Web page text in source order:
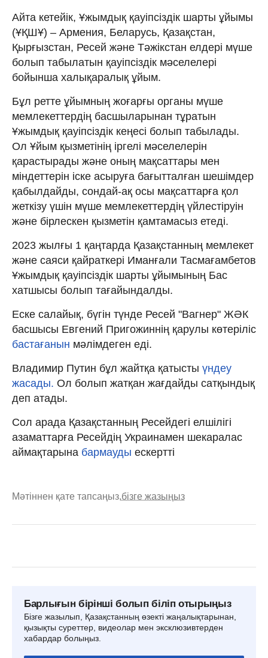
Айта кетейік, Ұжымдық қауіпсіздік шарты ұйымы
(ҰҚШҰ) – Армения, Беларусь, Қазақстан,
Қырғызстан, Ресей және Тәжікстан елдері мүше
болып табылатын қауіпсіздік мәселелері
бойынша халықаралық ұйым.
Бұл ретте ұйымның жоғарғы органы мүше
мемлекеттердің басшыларынан тұратын
Ұжымдық қауіпсіздік кеңесі болып табылады.
Ол Ұйым қызметінің іргелі мәселелерін
қарастырады және оның мақсаттары мен
міндеттерін іске асыруға бағытталған шешімдер
қабылдайды, сондай-ақ осы мақсаттарға қол
жеткізу үшін мүше мемлекеттердің үйлестіруін
және бірлескен қызметін қамтамасыз етеді.
2023 жылғы 1 қаңтарда Қазақстанның мемлекет
және саяси қайраткері Иманғали Тасмағамбетов
Ұжымдық қауіпсіздік шарты ұйымының Бас
хатшысы болып тағайындалды.
Еске салайық, бүгін түнде Ресей "Вагнер" ЖӘК
басшысы Евгений Пригожиннің қарулы көтеріліс
бастағанын мәлімдеген еді.
Владимир Путин бұл жайтқа қатысты үндеу
жасады. Ол болып жатқан жағдайды сатқындық
деп атады.
Сол арада Қазақстанның Ресейдегі елшілігі
азаматтарға Ресейдің Украинамен шекаралас
аймақтарына бармауды ескертті
Мәтіннен қате тапсаңыз,бізге жазыңыз
Барлығын бірінші болып біліп отырыңыз
Бізге жазылып, Қазақстанның өзекті жаңалықтарынан,
қызықты суреттер, видеолар мен эксклюзивтерден
хабардар болыңыз.